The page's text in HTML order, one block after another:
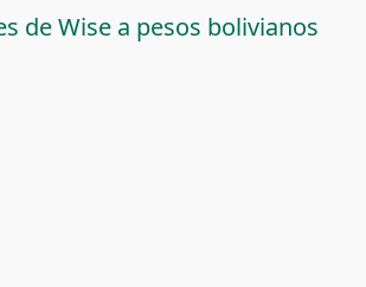
de Wise a pesos bolivianos